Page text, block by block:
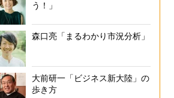
う！」
森口亮「まるわかり市況分析」
大前研一「ビジネス新大陸」の
歩き方